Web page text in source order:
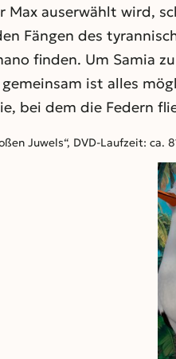
Max auserwählt wird,
Fängen des
finden. Um Samia
ist alles
bei dem die Federn
Juwels“, DVD-Laufzeit: